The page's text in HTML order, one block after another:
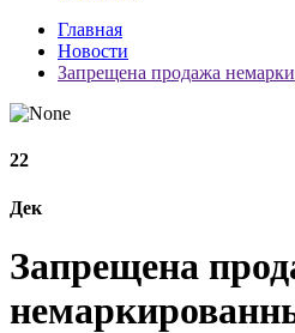
Главная
Новости
Запрещена продажа
22
Дек
Запрещена